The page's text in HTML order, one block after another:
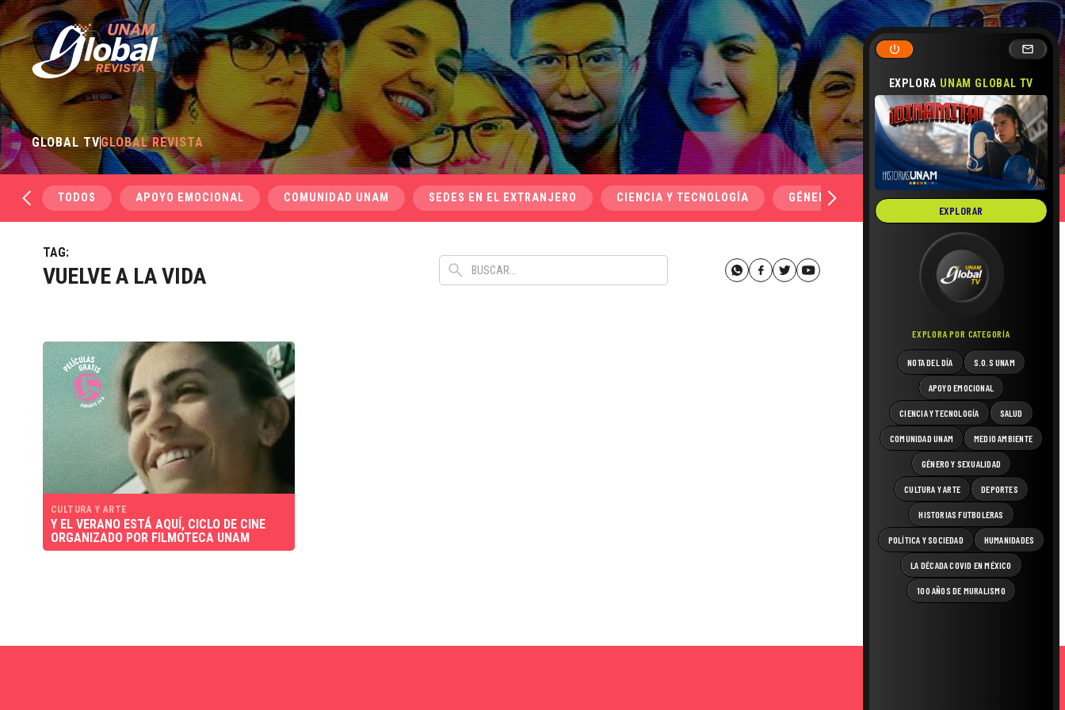
EXPLORA UNAM GLOBAL TV
EXPLORAR
EXPLORA POR CATEGORÍA
NOTA DEL DÍA S.O.S UNAM
APOYO EMOCIONAL
CIENCIA Y TECNOLOGÍA SALUD
COMUNIDAD UNAM MEDIO AMBIENTE
GÉNERO Y SEXUALIDAD
CULTURA Y ARTE DEPORTES
HISTORIAS FUTBOLERAS
POLÍTICA Y SOCIEDAD HUMANIDADES
LA DÉCADA COVID EN MÉXICO
100 AÑOS DE MURALISMO
GLOBAL TVGLOBAL REVISTA
TODOS APOYO EMOCIONAL COMUNIDAD UNAM SEDES EN EL EXTRANJERO CIENCIA Y TECNOLOGÍA GÉNERO Y SEXUALIDAD SALUD
TAG:
VUELVE A LA VIDA
CULTURA Y ARTE
Y EL VERANO ESTÁ AQUÍ, CICLO DE CINE
ORGANIZADO POR FILMOTECA UNAM